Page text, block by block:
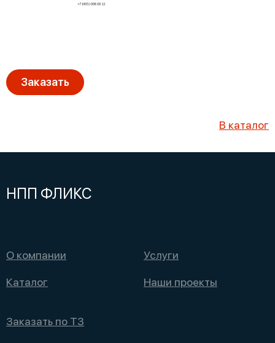
Заказать
В каталог
НПП ФЛИКС
О компании
Каталог
Услуги
Наши проекты
Заказать по ТЗ